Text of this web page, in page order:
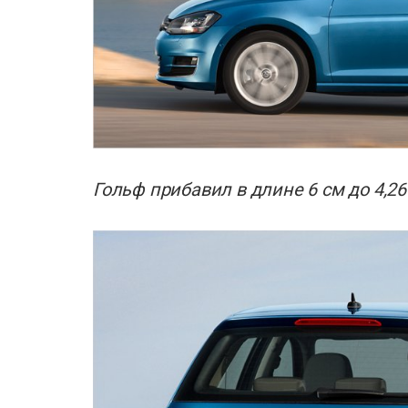
Гольф прибавил в длине 6 см до